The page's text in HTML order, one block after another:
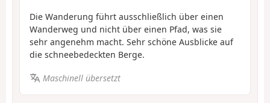
Die Wanderung führt ausschließlich über einen
Wanderweg und nicht über einen Pfad, was sie
sehr angenehm macht. Sehr schöne Ausblicke auf
die schneebedeckten Berge.
Maschinell übersetzt